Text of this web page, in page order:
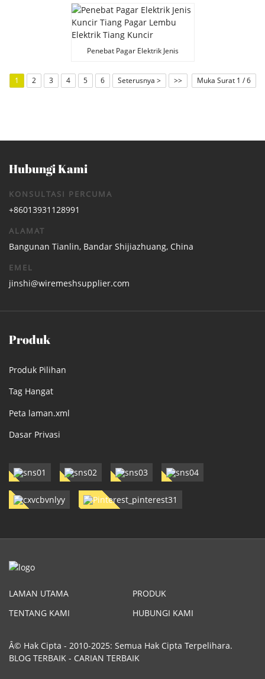
Penebat Pagar Elektrik Jenis
Elektrik Tiang Kuncir
1
2 3 4 5 6 Seterusnya > >> Muka Surat 1 / 6
Hubungi Kami
KONSULTASI PERCUMA
+86013931128991
ALAMAT
Bangunan Tianlin, Bandar Shijiazhuang, China
EMEL
jinshi@wiremeshsupplier.com
Produk
Produk Pilihan
Tag Hangat
Peta laman.xml
Dasar Privasi
LAMAN UTAMA
PRODUK
TENTANG KAMI
HUBUNGI KAMI
Â© Hak Cipta - 2010-2025: Semua Hak Cipta Terpelihara.
BLOG TERBAIK - CARIAN TERBAIK